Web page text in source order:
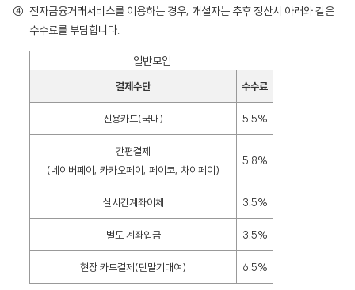
전자금융거래서비스를 이용하는 경우, 개설자는 추후 정산시 아래와 같은
수수료를 부담합니다.
일반모임
결제수단 수수료
신용카드(국내) 5.5%
간편결제
(네이버페이, 카카오페이, 페이코, 차이페이)
5.8%
실시간계좌이체 3.5%
별도 계좌입금 3.5%
현장 카드결제(단말기대여) 6.5%